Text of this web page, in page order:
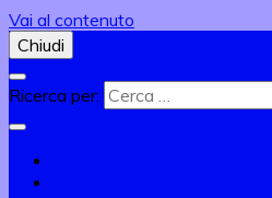
Vai al contenuto
Chiudi
Ricerca per: